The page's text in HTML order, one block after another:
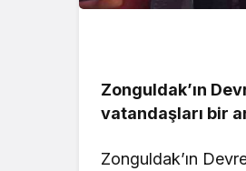
Zonguldak’ın
vatandaşları bir
Zonguldak’ın